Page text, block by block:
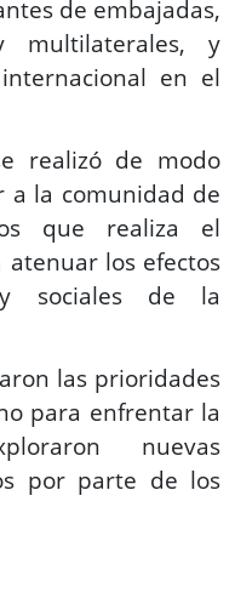
de embajadas,
multilaterales, y
en el
realizó de modo
a la comunidad de
que realiza el
los efectos
y sociales de la
las prioridades
para enfrentar la
nuevas
por parte de los